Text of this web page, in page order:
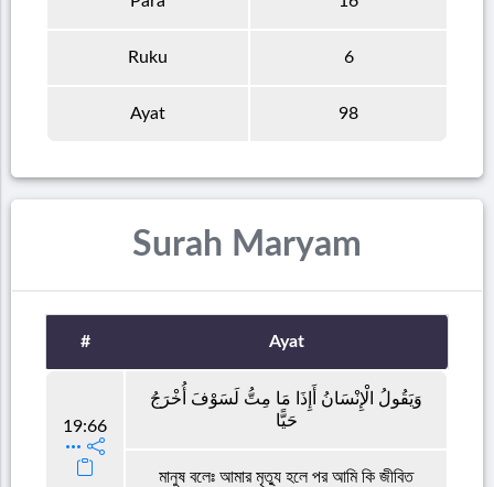
Ruku 6
Ayat 98
Surah Maryam
# Ayat
19:66
وَيَقُولُ الْإِنْسَانُ أَإِذَا مَا مِتُّ لَسَوْفَ أُخْرَجُ
حَيًّا
মানুষ বলেঃ আমার মৃত্যু হলে পর আমি কি জীবিত